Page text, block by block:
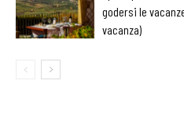
godersi le
vacanza)